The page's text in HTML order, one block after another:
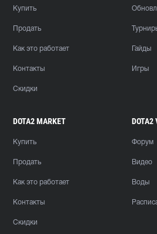
Купить
Продать
Как это работает
Контакты
Скидки
Гайды
Игры
DOTA2 MARKET
Купить
Продать
Как это работает
Контакты
Скидки
DOTA2
Форум
Видео
Воды